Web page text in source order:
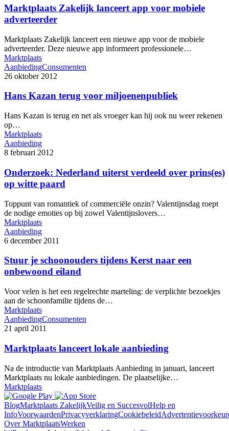
Marktplaats Zakelijk lanceert app voor mobiele
adverteerder
Marktplaats Zakelijk lanceert een nieuwe app voor de mobiele
adverteerder. Deze nieuwe app informeert professionele…
Marktplaats
AanbiedingConsumenten
26 oktober 2012
Hans Kazan terug voor miljoenenpubliek
Hans Kazan is terug en net als vroeger kan hij ook nu weer rekenen
op…
Marktplaats
Aanbieding
8 februari 2012
Onderzoek: Nederland uiterst verdeeld over prins(es)
op witte paard
Toppunt van romantiek of commerciële onzin? Valentijnsdag roept
de nodige emoties op bij zowel Valentijnslovers…
Marktplaats
Aanbieding
6 december 2011
Stuur je schoonouders tijdens Kerst naar een
onbewoond eiland
Voor velen is het een regelrechte marteling: de verplichte bezoekjes
aan de schoonfamilie tijdens de…
Marktplaats
AanbiedingConsumenten
21 april 2011
Marktplaats lanceert lokale aanbieding
Na de introductie van Marktplaats Aanbieding in januari, lanceert
Marktplaats nu lokale aanbiedingen. De plaatselijke…
Marktplaats
BlogMarktplaats ZakelijkVeilig en SuccesvolHelp en
InfoVoorwaardenPrivacyverklaringCookiebeleid
Over MarktplaatsWerken